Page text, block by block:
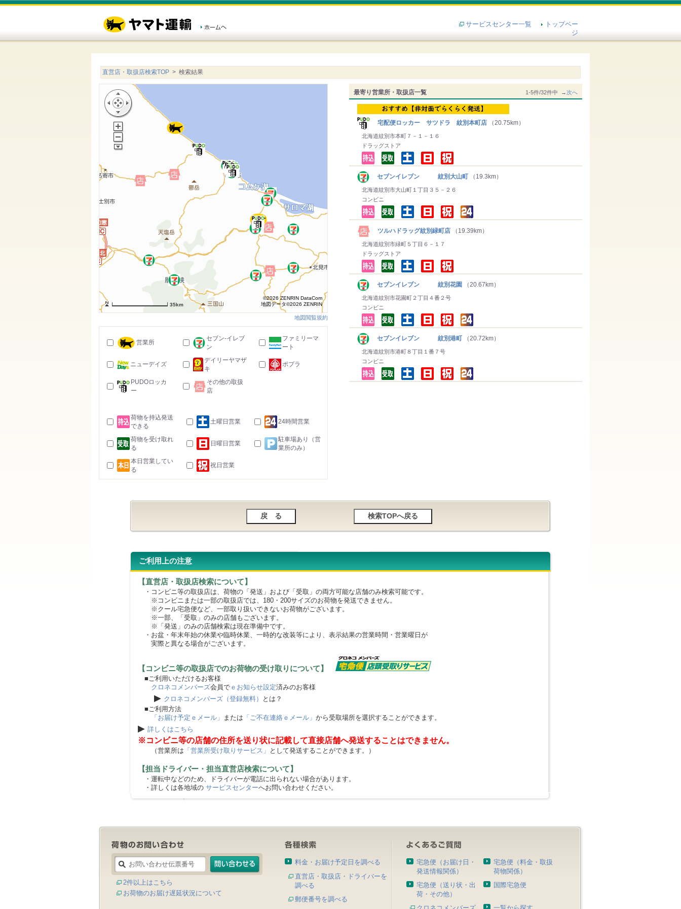
サービスセンター一覧
トップペー
ジ
直営店・取扱店検索TOP > 検索結果
最寄り営業所・取扱店一覧 1-5件/32件中 →次へ
宅配便ロッカー サツドラ 紋別本町店 （20.75km）
北海道紋別市本町７－１－１６
ドラッグストア
セブンイレブン 紋別大山町 （19.3km）
北海道紋別市大山町１丁目３５－２６
コンビニ
ツルハドラッグ紋別緑町店 （19.39km）
北海道紋別市緑町５丁目６－１７
ドラッグストア
セブンイレブン 紋別花園 （20.67km）
北海道紋別市花園町２丁目４番２号
コンビニ
セブンイレブン 紋別港町 （20.72km）
北海道紋別市港町８丁目１番７号
コンビニ
35km
©2026 ZENRIN DataCom
地図データ©2026 ZENRIN
地図閲覧規約
営業所
セブン-イレブ
ン
ファミリーマ
ート
ニューデイズ
デイリーヤマザ
キ
ポプラ
PUDOロッカ
ー
その他の取扱
店
荷物を持込発送
できる
土曜日営業 24時間営業
荷物を受け取れ
る
日曜日営業
駐車場あり（営
業所のみ）
本日営業してい
る
祝日営業
ご利用上の注意
【直営店・取扱店検索について】
・コンビニ等の取扱店は、荷物の「発送」および「受取」の両方可能な店舗のみ検索可能です。
※コンビニまたは一部の取扱店では、180・200サイズのお荷物を発送できません。
※クール宅急便など、一部取り扱いできないお荷物がございます。
※一部、「受取」のみの店舗もございます。
※「発送」のみの店舗検索は現在準備中です。
・お盆・年末年始の休業や臨時休業、一時的な改装等により、表示結果の営業時間・営業曜日が
実際と異なる場合がございます。
【コンビニ等の取扱店でのお荷物の受け取りについて】
■ご利用いただけるお客様
クロネコメンバーズ会員で ｅお知らせ設定済みのお客様
▶ クロネコメンバーズ（登録無料）
とは？
■ご利用方法
「お届け予定ｅメール」 または 「ご不在連絡ｅメール」 から受取場所を選択することができます。
▶ 詳しくはこちら
※コンビニ等の店舗の住所を送り状に記載して直接店舗へ発送することはできません。
（営業所は 「営業所受け取りサービス」 として発送することができます。）
【担当ドライバー・担当直営店検索について】
・運転中などのため、ドライバーが電話に出られない場合があります。
・詳しくは各地域の サービスセンターへお問い合わせください。
2件以上はこちら
お荷物のお届け遅延状況について
料金・お届け予定日を調べる
直営店・取扱店・ドライバーを
調べる
郵便番号を調べる
宅急便（お届け日・
発送情報関係）
宅急便（料金・取扱
荷物関係）
宅急便（送り状・出
荷・その他）
国際宅急便